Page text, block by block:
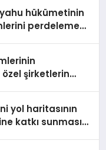
hükümetinin
perdeleme
şirketlerin
yol haritasının
katkı sunmasını